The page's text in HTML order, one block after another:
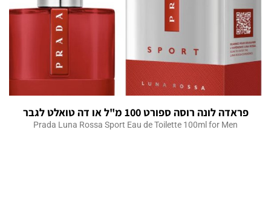
פראדה לונה רוסה ספורט 100 מ"ל או דה טואלט לגבר
Prada Luna Rossa Sport Eau de Toilette 100ml for Men